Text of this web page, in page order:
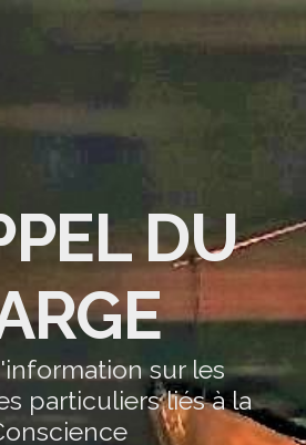
DU
sur les
particuliers liés à la